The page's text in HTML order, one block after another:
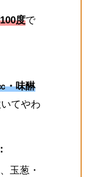
度で
・味醂
てやわ
玉葱・